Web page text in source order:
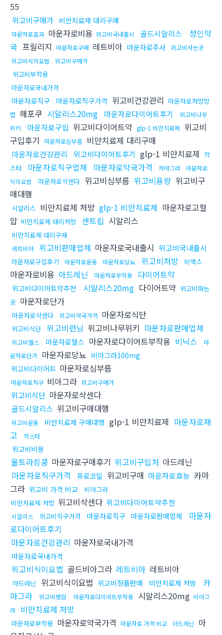
55
위고비구매가 비만치료제 대리구매
마운자로효과 마운자로비용 위고비국내출시 골드시알리스
성인약
국 프릴리지 마운자로구매 레트비아 마운자로주사
위고비사는곳
위고비식이요법
위고비구매가
위고비부작용
마운자로국내가격
마운자로직구 마운자로직구가격 위고비건강관리 마운자로처방방
법 해포쿠 시알리스20mg 마운자로다이어트후기
위고비나무
위키
마운자로구입 위고비다이어트약 glp-1 비만치료제
위고비
구입후기
마운자로심부름 비만치료제 대리구매
마운자로건강관리 위고비다이어트후기 glp-1 비만치료제 칵
스타
마운자로직구업체 마운자로약국가격 카마그라
마운자로
식이요법
마운자로삭센다 위고비심부름 위고비용량 위고비구
매대행
시알리스 비만치료제 처방 glp-1 비만치료제 마운자로고혈
압 비만치료제 대리처방 센트립 시알리스
비만치료제 대리구매
레트비아 위고비판매업체 마운자로국내출시 위고비국내출시
마운자로구입후기 마운자로운동 마운자로당뇨 위고비처방 비맥스
마운자로비용 아드레닌 마운자로부작용 다이어트약
위고비다이어트약추천 시알리스20mg 다이어트약 위고비파는
곳 마운자로단가
마운자로삭센다 위고비약국가격 마운자로식단
위고비식단 위고비런닝 위고비나무위키 마운자로판매업체
위고비헬스 마운자로헬스 마운자로다이어트부작용 비닉스
마
운자로단가 마운자로당뇨 비아그라100mg
위고비다이어트 마운자로심부름
마운자로직구 비아그라 위고비구매가
위고비식단 마운자로삭센다
골드시알리스 위고비구매대행
위고비운동 비만치료제 구매대행 glp-1 비만치료제 마운자로재
고
칵스타
위고비비용
울트라킹콩 마운자로구매후기 위고비구입처 아드레닌
마운자로직구가격
프로코밀 위고비구매 마운자로효능 카마
그라 위고비 가격 비교
비아그라
비만치료제 처방 위고비삭센다 위고비다이어트약추천
시알리스 위고비직구가격 마운자로직구 마운자로판매업체
마운자
로다이어트후기
마운자로건강관리 마운자로국내가격
마운자로국내가격
위고비식이요법 골드비아그라 레트비아 레트비아
아드레닌 위고비식이요법 위고비정품판매 비만치료제 처방
카
마그라
위고비병원 마운자로다이어트부작용 시알리스20mg 비아그
라
비만치료제 처방
마운자로부작용 마운자로약국가격 마운자로 가격 비교 아드레닌
마